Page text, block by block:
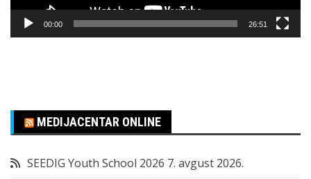
00:00 26:51
MEDIJACENTAR ONLINE
SEEDIG Youth School 2026 7. avgust 2026.